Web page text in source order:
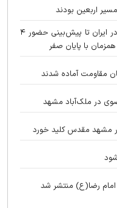
از دیدار تولیت آستان قدس با سفیر عراق در ایران تا پیش‌بینی حضور ۴
با پایان صفر
در ملک‌آباد مشهد
مشهد مقدس کلید خورد
امام رضا(ع) منتشر شد